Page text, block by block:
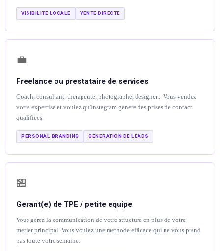
VISIBILITE LOCALE VENTE DIRECTE
💼
Freelance ou prestataire de services
Coach, consultant, therapeute, photographe, designer... Vous vendez
votre expertise et voulez qu'Instagram genere des prises de contact
qualifiees.
PERSONAL BRANDING GENERATION DE LEADS
🏪
Gerant(e) de TPE / petite equipe
Vous gerez la communication de votre structure en plus de votre
metier principal. Vous voulez une methode efficace qui ne vous prend
pas toute votre semaine.